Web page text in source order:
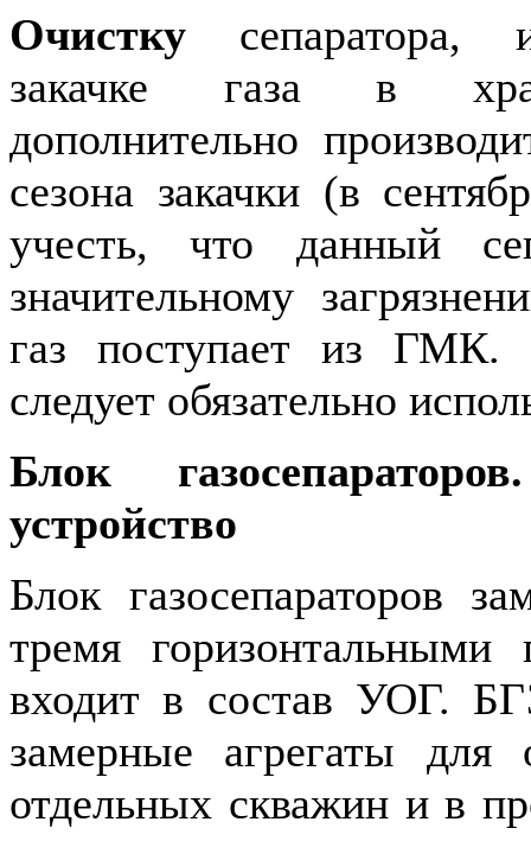
Очистку сепаратора,
закачке газа в
дополнительно
сезона закачки (в
учесть, что данный
значительному
газ поступает из ГМК.
следует обязательно
Блок
устройство
Блок газосепараторов
тремя горизонтальными
входит в состав УОГ.
замерные агрегаты для
отдельных скважин и в